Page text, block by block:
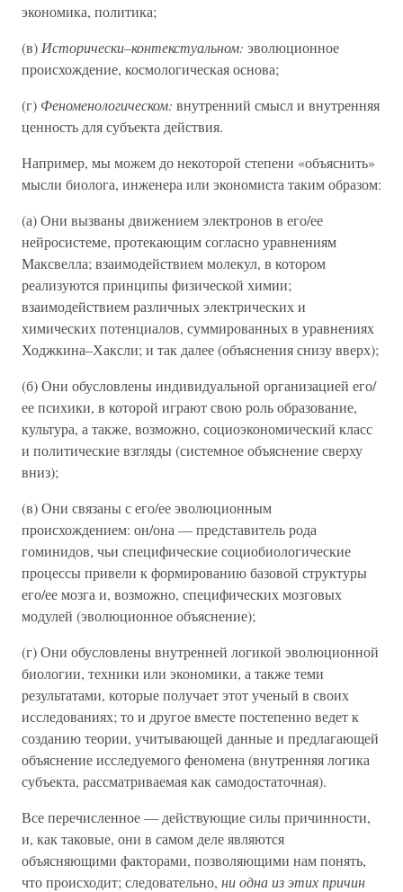
экономика, политика;
(в) Исторически–контекстуальном: эволюционное
происхождение, космологическая основа;
(г) Феноменологическом: внутренний смысл и внутренняя
ценность для субъекта действия.
Например, мы можем до некоторой степени «объяснить»
мысли биолога, инженера или экономиста таким образом:
(а) Они вызваны движением электронов в его/ее
нейросистеме, протекающим согласно уравнениям
Максвелла; взаимодействием молекул, в котором
реализуются принципы физической химии;
взаимодействием различных электрических и
химических потенциалов, суммированных в уравнениях
Ходжкина–Хаксли; и так далее (объяснения снизу вверх);
(б) Они обусловлены индивидуальной организацией его/
ее психики, в которой играют свою роль образование,
культура, а также, возможно, социоэкономический класс
и политические взгляды (системное объяснение сверху
вниз);
(в) Они связаны с его/ее эволюционным
происхождением: он/она — представитель рода
гоминидов, чьи специфические социобиологические
процессы привели к формированию базовой структуры
его/ее мозга и, возможно, специфических мозговых
модулей (эволюционное объяснение);
(г) Они обусловлены внутренней логикой эволюционной
биологии, техники или экономики, а также теми
результатами, которые получает этот ученый в своих
исследованиях; то и другое вместе постепенно ведет к
созданию теории, учитывающей данные и предлагающей
объяснение исследуемого феномена (внутренняя логика
субъекта, рассматриваемая как самодостаточная).
Все перечисленное — действующие силы причинности,
и, как таковые, они в самом деле являются
объясняющими факторами, позволяющими нам понять,
что происходит; следовательно, ни одна из этих причин